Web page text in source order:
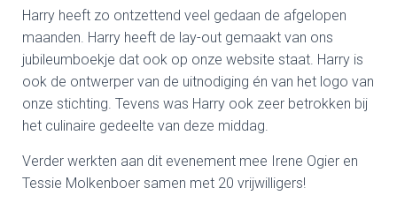
Harry heeft zo ontzettend veel gedaan de afgelopen
maanden. Harry heeft de lay-out gemaakt van ons
jubileumboekje dat ook op onze website staat. Harry is
ook de ontwerper van de uitnodiging én van het logo van
onze stichting. Tevens was Harry ook zeer betrokken bij
het culinaire gedeelte van deze middag.
Verder werkten aan dit evenement mee Irene Ogier en
Tessie Molkenboer samen met 20 vrijwilligers!